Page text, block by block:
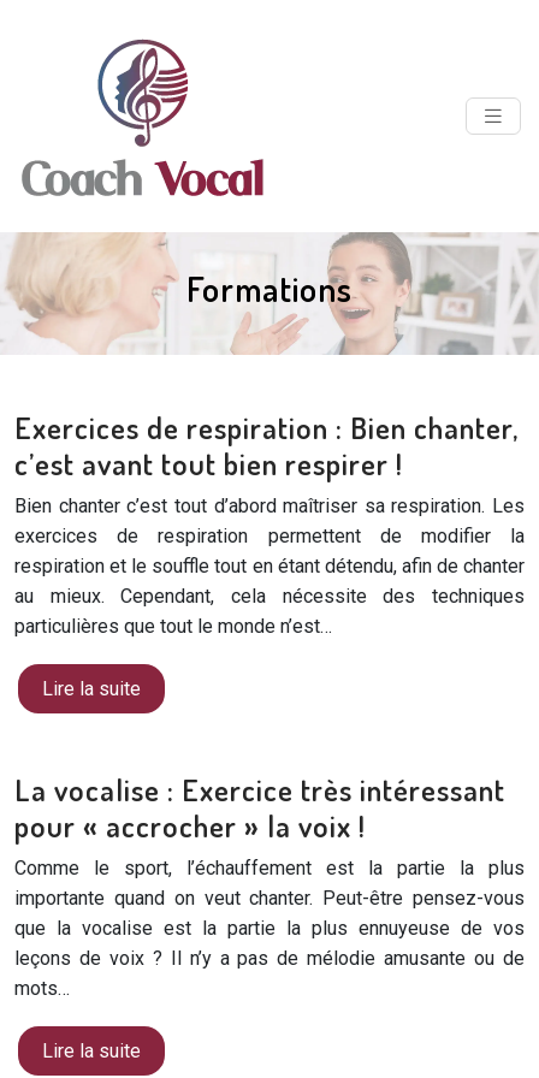
Formations
Exercices de respiration : Bien chanter,
c’est avant tout bien respirer !
Bien chanter c’est tout d’abord maîtriser sa respiration. Les
exercices de respiration permettent de modifier la
respiration et le souffle tout en étant détendu, afin de chanter
au mieux. Cependant, cela nécessite des techniques
particulières que tout le monde n’est…
Lire la suite
La vocalise : Exercice très intéressant
pour « accrocher » la voix !
Comme le sport, l’échauffement est la partie la plus
importante quand on veut chanter. Peut-être pensez-vous
que la vocalise est la partie la plus ennuyeuse de vos
leçons de voix ? Il n’y a pas de mélodie amusante ou de
mots…
Lire la suite